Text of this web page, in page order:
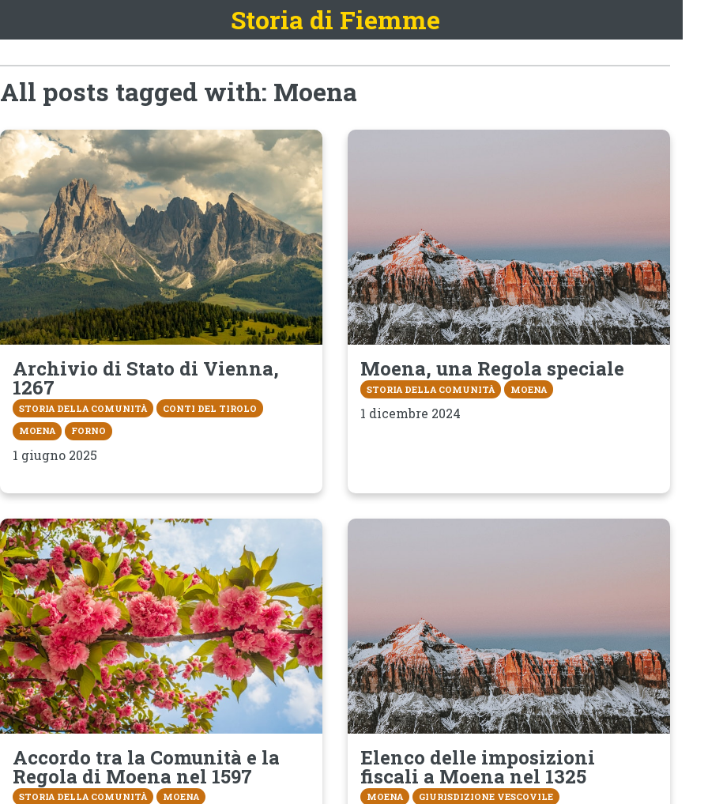
Storia di Fiemme
All posts tagged with: Moena
Archivio di Stato di Vienna,
1267
STORIA DELLA COMUNITÀ
CONTI DEL TIROLO
MOENA
FORNO
1 giugno 2025
Moena, una Regola speciale
STORIA DELLA COMUNITÀ MOENA
1 dicembre 2024
Accordo tra la Comunità e la
Regola di Moena nel 1597
STORIA DELLA COMUNITÀ
MOENA
Elenco delle imposizioni
fiscali a Moena nel 1325
MOENA GIURISDIZIONE VESCOVILE